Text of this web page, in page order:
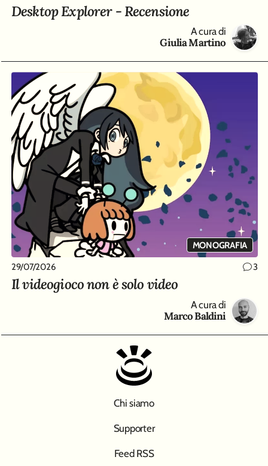
Desktop Explorer - Recensione
A cura di
Giulia Martino
MONOGRAFIA
29/07/2026 3
Il videogioco non è solo video
A cura di
Marco Baldini
Chi siamo
Supporter
Feed RSS